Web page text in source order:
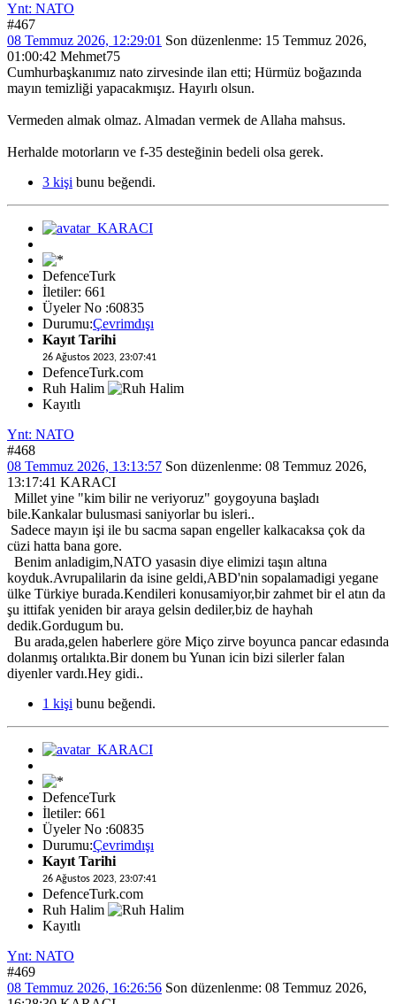
Ynt: NATO
#467
08 Temmuz 2026, 12:29:01 Son düzenlenme: 15 Temmuz 2026,
01:00:42 Mehmet75
Cumhurbaşkanımız nato zirvesinde ilan etti; Hürmüz boğazında
mayın temizliği yapacakmışız. Hayırlı olsun.
Vermeden almak olmaz. Almadan vermek de Allaha mahsus.
Herhalde motorların ve f-35 desteğinin bedeli olsa gerek.
3 kişi bunu beğendi.
DefenceTurk
İletiler: 661
Üyeler No :60835
Durumu:Çevrimdışı
Kayıt Tarihi
26 Ağustos 2023, 23:07:41
DefenceTurk.com
Ruh Halim
Kayıtlı
Ynt: NATO
#468
08 Temmuz 2026, 13:13:57 Son düzenlenme: 08 Temmuz 2026,
13:17:41 KARACI
Millet yine "kim bilir ne veriyoruz" goygoyuna başladı
bile.Kankalar bulusmasi saniyorlar bu isleri..
Sadece mayın işi ile bu sacma sapan engeller kalkacaksa çok da
cüzi hatta bana gore.
Benim anladigim,NATO yasasin diye elimizi taşın altına
koyduk.Avrupalilarin da isine geldi,ABD'nin sopalamadigi yegane
ülke Türkiye burada.Kendileri konusamiyor,bir zahmet bir el atın da
şu ittifak yeniden bir araya gelsin dediler,biz de hayhah
dedik.Gordugum bu.
Bu arada,gelen haberlere göre Miço zirve boyunca pancar edasında
dolanmış ortalıkta.Bir donem bu Yunan icin bizi silerler falan
diyenler vardı.Hey gidi..
1 kişi bunu beğendi.
DefenceTurk
İletiler: 661
Üyeler No :60835
Durumu:Çevrimdışı
Kayıt Tarihi
26 Ağustos 2023, 23:07:41
DefenceTurk.com
Ruh Halim
Kayıtlı
Ynt: NATO
#469
08 Temmuz 2026, 16:26:56 Son düzenlenme: 08 Temmuz 2026,